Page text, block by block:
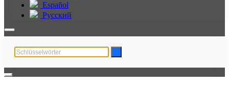
Español
Русский